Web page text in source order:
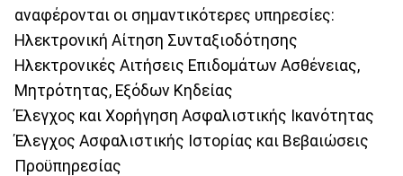
αναφέρονται οι σημαντικότερες υπηρεσίες:
Ηλεκτρονική Αίτηση Συνταξιοδότησης
Ηλεκτρονικές Αιτήσεις Επιδομάτων Ασθένειας,
Μητρότητας, Εξόδων Κηδείας
Έλεγχος και Χορήγηση Ασφαλιστικής Ικανότητας
Έλεγχος Ασφαλιστικής Ιστορίας και Βεβαιώσεις
Προϋπηρεσίας